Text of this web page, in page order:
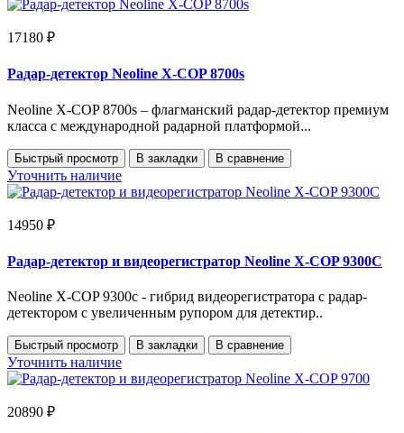
17180 ₽
Радар-детектор Neoline X-COP 8700s
Neoline X-COP 8700s – флагманский радар-детектор премиум
класса с международной радарной платформой...
Быстрый просмотр В закладки В сравнение
Уточнить наличие
14950 ₽
Радар-детектор и видеорегистратор Neoline X-COP 9300C
Neoline X-COP 9300c - гибрид видеорегистратора с радар-
детектором с увеличенным рупором для детектир..
Быстрый просмотр В закладки В сравнение
Уточнить наличие
20890 ₽